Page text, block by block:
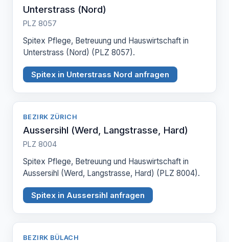
Unterstrass (Nord)
PLZ 8057
Spitex Pflege, Betreuung und Hauswirtschaft in
Unterstrass (Nord) (PLZ 8057).
Spitex in Unterstrass Nord anfragen
BEZIRK ZÜRICH
Aussersihl (Werd, Langstrasse, Hard)
PLZ 8004
Spitex Pflege, Betreuung und Hauswirtschaft in
Aussersihl (Werd, Langstrasse, Hard) (PLZ 8004).
Spitex in Aussersihl anfragen
BEZIRK BÜLACH